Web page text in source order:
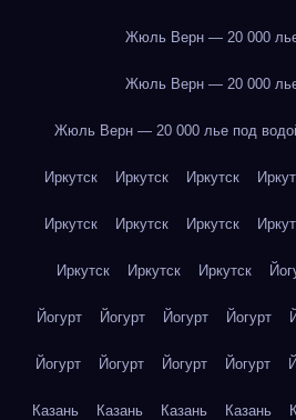
Жюль Верн — 20 000
Жюль Верн — 20 000
Жюль Верн — 20 000 лье под
Иркутск Иркутск Иркутск
Иркутск Иркутск Иркутск
Иркутск Иркутск Иркутск
Йогурт Йогурт Йогурт Йогурт
Йогурт Йогурт Йогурт Йогурт
Казань Казань Казань Казань